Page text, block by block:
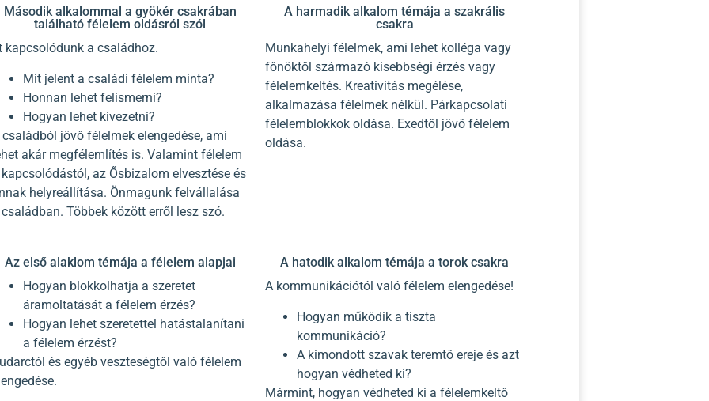
Második alkalommal a gyökér csakrában
található félelem oldásról szól
kapcsolódunk a családhoz.
Mit jelent a családi félelem minta?
Honnan lehet felismerni?
Hogyan lehet kivezetni?
családból jövő félelmek elengedése, ami
akár megfélemlítés is. Valamint félelem
az Ősbizalom elvesztése és
helyreállítása. Önmagunk felvállalása
Többek között erről lesz szó.
A harmadik alkalom témája a szakrális
csakra
Munkahelyi félelmek, ami lehet kolléga vagy
főnöktől származó kisebbségi érzés vagy
félelemkeltés. Kreativitás megélése,
alkalmazása félelmek nélkül. Párkapcsolati
félelemblokkok oldása. Exedtől jövő félelem
oldása.
Az első alaklom témája a félelem alapjai
Hogyan blokkolhatja a szeretet
áramoltatását a félelem érzés?
Hogyan lehet szeretettel hatástalanítani
a félelem érzést?
és egyéb veszteségtől való félelem
A hatodik alkalom témája a torok csakra
A kommunikációtól való félelem elengedése!
Hogyan működik a tiszta
kommunikáció?
A kimondott szavak teremtő ereje és azt
hogyan védheted ki?
Mármint, hogyan védheted ki a félelemkeltő